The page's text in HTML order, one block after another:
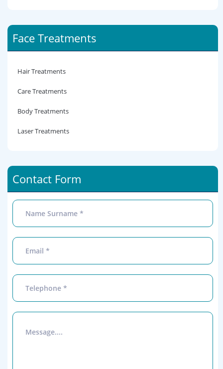
Face Treatments
Hair Treatments
Care Treatments
Body Treatments
Laser Treatments
Contact Form